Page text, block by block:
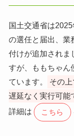
国土交通省は
の選任と届出、業
付けが追加されま
すが、ももちゃん
ています。
その
遅延なく実行可能
詳細は
こちら